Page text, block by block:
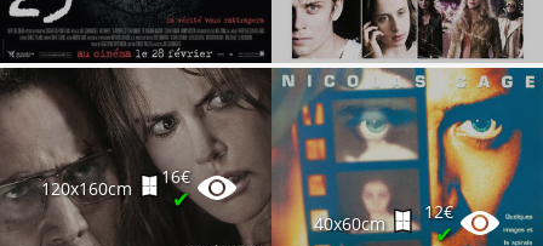
120x160cm
16€
✔
40x60cm
12€
✔